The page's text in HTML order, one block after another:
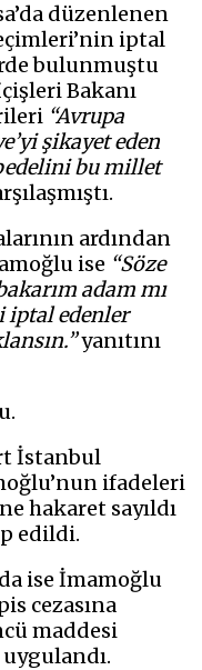
düzenlenen
iptal
bulunmuştu
Bakanı
“Avrupa
şikayet eden
bu millet
ardından
ise “Söze
adam mı
iptal edenler
yanıtını
İstanbul
ifadeleri
hakaret sayıldı
edildi.
ise İmamoğlu
cezasına
maddesi